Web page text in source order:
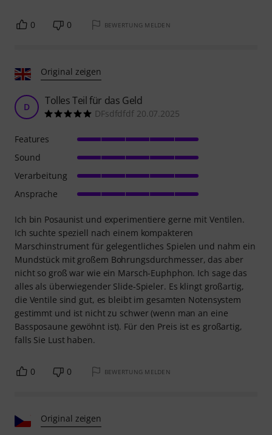
0 0 BEWERTUNG MELDEN
Original zeigen
D Tolles Teil für das Geld
DFsdfdfdf 20.07.2025
Ich bin Posaunist und experimentiere gerne mit Ventilen.
Ich suchte speziell nach einem kompakteren
Marschinstrument für gelegentliches Spielen und nahm ein
Mundstück mit großem Bohrungsdurchmesser, das aber
nicht so groß war wie ein Marsch-Euphphon. Ich sage das
alles als überwiegender Slide-Spieler. Es klingt großartig,
die Ventile sind gut, es bleibt im gesamten Notensystem
gestimmt und ist nicht zu schwer (wenn man an eine
Bassposaune gewöhnt ist). Für den Preis ist es großartig,
falls Sie Lust haben.
Features
Sound
Verarbeitung
Ansprache
0 0 BEWERTUNG MELDEN
Original zeigen